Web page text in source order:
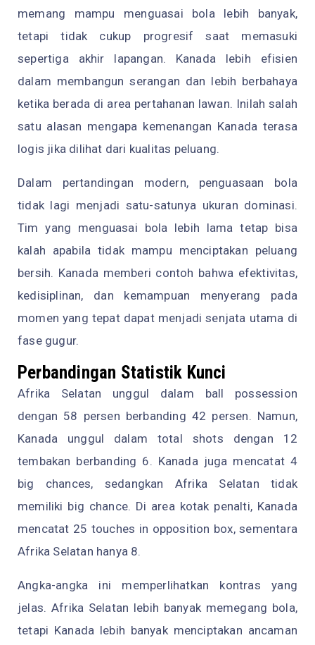
memang mampu menguasai bola lebih banyak,
tetapi tidak cukup progresif saat memasuki
sepertiga akhir lapangan. Kanada lebih efisien
dalam membangun serangan dan lebih berbahaya
ketika berada di area pertahanan lawan. Inilah salah
satu alasan mengapa kemenangan Kanada terasa
logis jika dilihat dari kualitas peluang.
Dalam pertandingan modern, penguasaan bola
tidak lagi menjadi satu-satunya ukuran dominasi.
Tim yang menguasai bola lebih lama tetap bisa
kalah apabila tidak mampu menciptakan peluang
bersih. Kanada memberi contoh bahwa efektivitas,
kedisiplinan, dan kemampuan menyerang pada
momen yang tepat dapat menjadi senjata utama di
fase gugur.
Perbandingan Statistik Kunci
Afrika Selatan unggul dalam ball possession
dengan 58 persen berbanding 42 persen. Namun,
Kanada unggul dalam total shots dengan 12
tembakan berbanding 6. Kanada juga mencatat 4
big chances, sedangkan Afrika Selatan tidak
memiliki big chance. Di area kotak penalti, Kanada
mencatat 25 touches in opposition box, sementara
Afrika Selatan hanya 8.
Angka-angka ini memperlihatkan kontras yang
jelas. Afrika Selatan lebih banyak memegang bola,
tetapi Kanada lebih banyak menciptakan ancaman